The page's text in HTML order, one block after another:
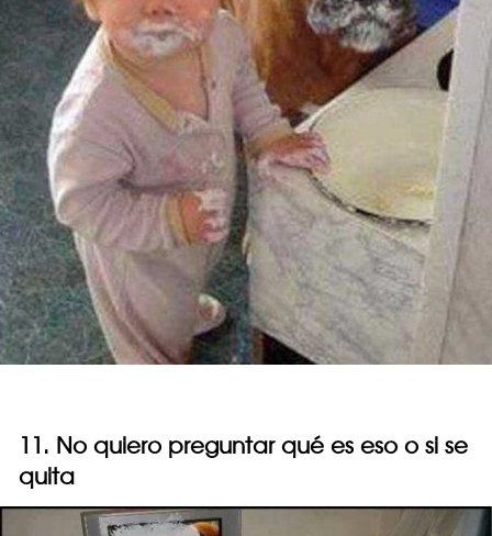
11. No quiero preguntar qué es eso o si se
quita